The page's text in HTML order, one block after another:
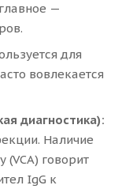
—
для
вовлекается
диагностика):
Наличие
(VCA) говорит
IgG к